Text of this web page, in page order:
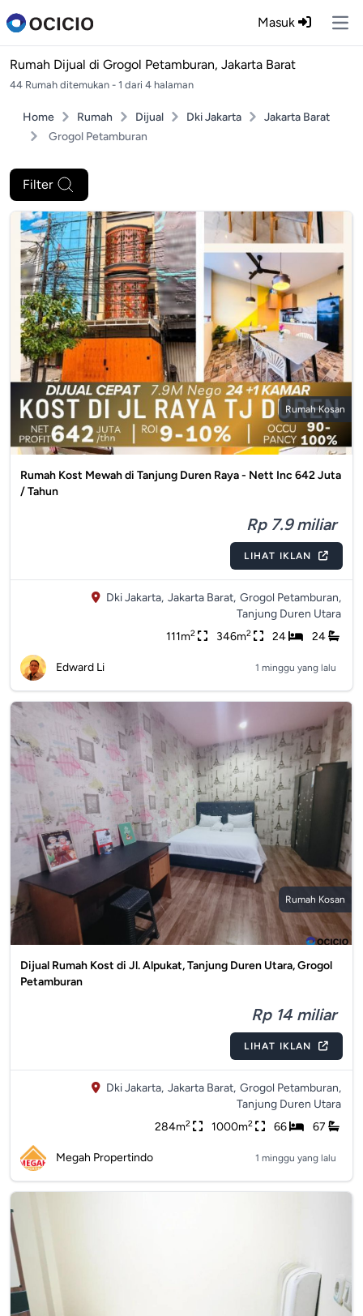
Masuk
Rumah Dijual di Grogol Petamburan, Jakarta Barat
44 Rumah ditemukan - 1 dari 4 halaman
Home Rumah Dijual Dki Jakarta
Jakarta Barat
Grogol Petamburan
Filter
Rumah Kosan
Rumah Kost Mewah di Tanjung Duren Raya - Nett Inc 642 Juta
/ Tahun
Rp 7.9 miliar
LIHAT IKLAN
Dki Jakarta, Jakarta Barat, Grogol Petamburan,
Tanjung Duren Utara
111m2 346m2 24 24
Edward Li 1 minggu yang lalu
Rumah Kosan
Dijual Rumah Kost di Jl. Alpukat, Tanjung Duren Utara, Grogol
Petamburan
Rp 14 miliar
LIHAT IKLAN
Dki Jakarta, Jakarta Barat, Grogol Petamburan,
Tanjung Duren Utara
284m2 1000m2 66 67
Megah Propertindo 1 minggu yang lalu